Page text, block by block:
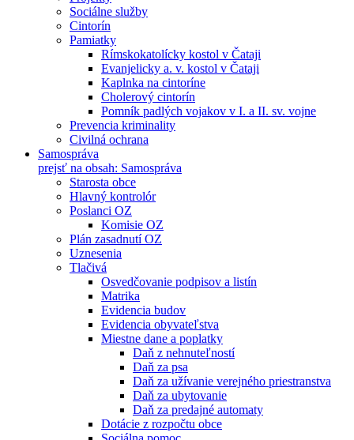
Sociálne služby
Cintorín
Pamiatky
Rímskokatolícky kostol v Čataji
Evanjelicky a. v. kostol v Čataji
Kaplnka na cintoríne
Cholerový cintorín
Pomník padlých vojakov v I. a II. sv. vojne
Prevencia kriminality
Civilná ochrana
Samospráva
prejsť na obsah: Samospráva
Starosta obce
Hlavný kontrolór
Poslanci OZ
Komisie OZ
Plán zasadnutí OZ
Uznesenia
Tlačivá
Osvedčovanie podpisov a listín
Matrika
Evidencia budov
Evidencia obyvateľstva
Miestne dane a poplatky
Daň z nehnuteľností
Daň za psa
Daň za užívanie verejného priestranstva
Daň za ubytovanie
Daň za predajné automaty
Dotácie z rozpočtu obce